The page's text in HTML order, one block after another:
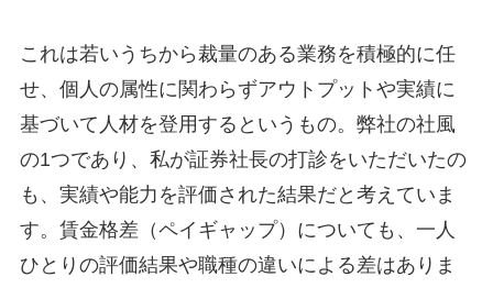
これは若いうちから裁量のある業務を積極的に任
せ、個人の属性に関わらずアウトプットや実績に
基づいて人材を登用するというもの。弊社の社風
の1つであり、私が証券社長の打診をいただいたの
も、実績や能力を評価された結果だと考えていま
す。賃金格差（ペイギャップ）についても、一人
ひとりの評価結果や職種の違いによる差はありま